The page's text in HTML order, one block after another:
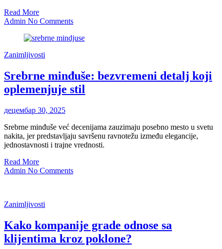
Read More
Admin No Comments
Zanimljivosti
Srebrne minđuše: bezvremeni detalj koji
oplemenjuje stil
децембар 30, 2025
Srebrne minđuše već decenijama zauzimaju posebno mesto u svetu
nakita, jer predstavljaju savršenu ravnotežu između elegancije,
jednostavnosti i trajne vrednosti.
Read More
Admin No Comments
Zanimljivosti
Kako kompanije grade odnose sa
klijentima kroz poklone?